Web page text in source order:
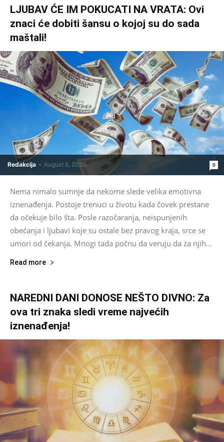
LJUBAV ĆE IM POKUCATI NA VRATA: Ovi
znaci će dobiti šansu o kojoj su do sada
maštali!
Redakcija - August 8, 2026 0
Nema nimalo sumnje da nekome slede velika emotivna
iznenađenja. Postoje trenuci u životu kada čovek prestane
da očekuje bilo šta. Posle razočaranja, neispunjenih
obećanja i ljubavi koje su ostale bez pravog kraja, srce se
umori od čekanja. Mnogi tada počnu da veruju da za njih...
Read more
NAREDNI DANI DONOSE NEŠTO DIVNO: Za
ova tri znaka sledi vreme najvećih
iznenađenja!